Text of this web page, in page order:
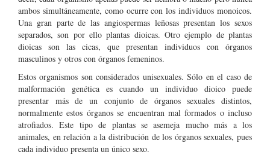
ambos simultáneamente, como ocurre con los individuos monoicos.
Una gran parte de las angiospermas leñosas presentan los sexos
separados, son por ello plantas dioicas. Otro ejemplo de plantas
dioicas son las cicas, que presentan individuos con órganos
masculinos y otros con órganos femeninos.
Estos organismos son considerados unisexuales. Sólo en el caso de
malformación genética es cuando un individuo dioico puede
presentar más de un conjunto de órganos sexuales distintos,
normalmente estos órganos se encuentran mal formados o incluso
atrofiados. Este tipo de plantas se asemeja mucho más a los
animales, en relación a la distribución de los órganos sexuales, pues
cada individuo presenta un único sexo.